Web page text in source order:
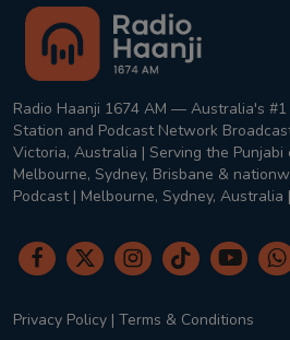
Radio Haanji 1674 AM — Australia's #1
Station and Podcast Network
Victoria, Australia | Serving the Punjabi
Melbourne, Sydney, Brisbane &
Podcast | Melbourne, Sydney,
Privacy Policy | Terms & Conditions